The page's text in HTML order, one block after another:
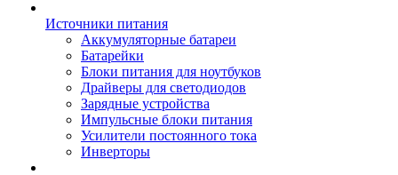
Источники питания
Аккумуляторные батареи
Батарейки
Блоки питания для ноутбуков
Драйверы для светодиодов
Зарядные устройства
Импульсные блоки питания
Усилители постоянного тока
Инверторы